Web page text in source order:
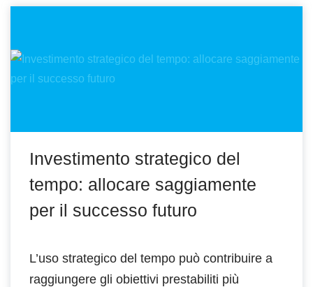
Investimento strategico del
tempo: allocare saggiamente
per il successo futuro
L’uso strategico del tempo può contribuire a
raggiungere gli obiettivi prestabiliti più